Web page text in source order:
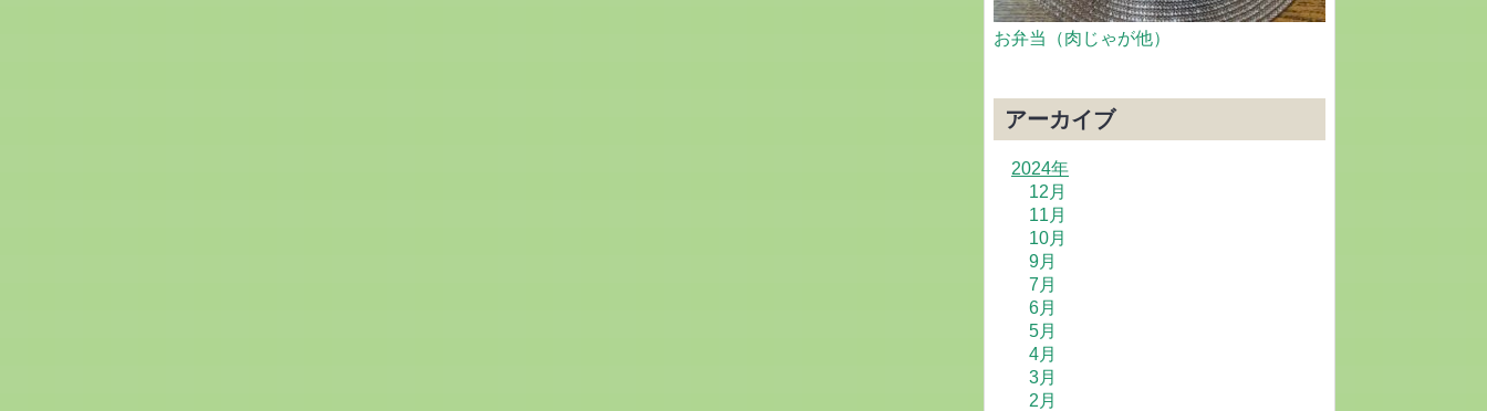
お弁当（肉じゃが他）
アーカイブ
2024年
12月
11月
10月
9月
7月
6月
5月
4月
3月
2月